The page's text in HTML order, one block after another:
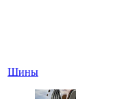
Шины